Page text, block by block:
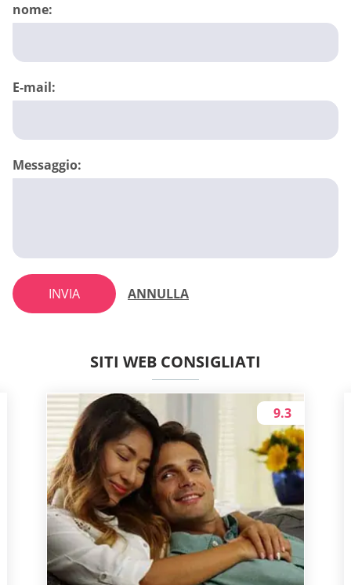
nome:
E-mail:
Messaggio:
INVIA ANNULLA
SITI WEB CONSIGLIATI
9.3